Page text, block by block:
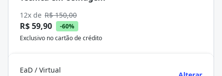
12x de R$ 150,00
R$ 59,90
-60%
Exclusivo no cartão de crédito
EaD / Virtual